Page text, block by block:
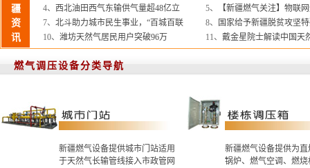
疆
资
讯
4、 西北油田西气东输供气量超48亿立 5、
【新疆燃气关注】物联
7、 北斗助力城市民生事业，“百城百联 8、
国家给予新疆脱贫攻坚
10、 潍坊天然气居民用户突破96万 11、 戴金星院士解读中国天
燃气调压设备分类导航
新疆燃气设备提供城市门站适用
于天然气长输管线接入市政管网
新疆燃气设备提供为
锅炉、燃气空调、燃